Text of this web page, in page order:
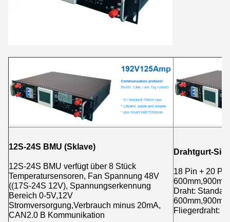
12S-24S BMU (Sklave)
12S-24S BMU verfügt über 8 Stück
Temperatursensoren, Fan Spannung 48V
((17S-24S 12V), Spannungserkennung
Bereich 0-5V,12V
Stromversorgung,Verbrauch minus 20mA,
CAN2.0 B Kommunikation
Drahtgurt-
18 Pin + 20
Draht:
Fliegerdraht: